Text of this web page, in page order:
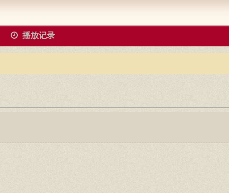
播放记录